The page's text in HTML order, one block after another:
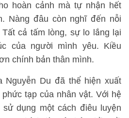
hoàn cảnh mà tự nhận hết
Nàng đâu còn nghĩ đến nỗi
cả tấm lòng, sự lo lắng lại
của người mình yêu. Kiều
chính bản thân mình.
Nguyễn Du đã thể hiện xuất
tạp của nhân vật. Với hệ
dụng một cách điêu luyện